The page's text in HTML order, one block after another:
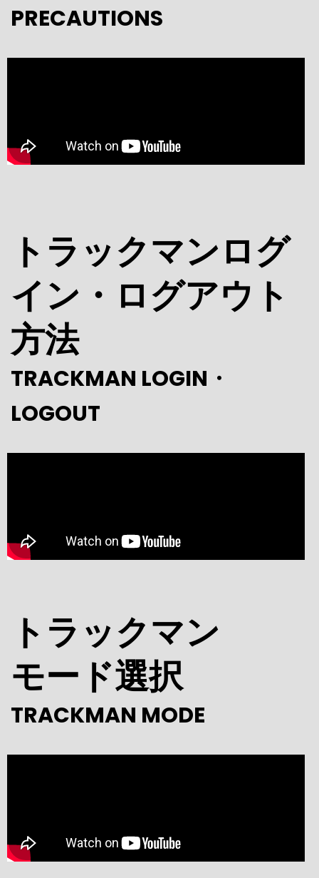
PRECAUTIONS
トラックマンログ
イン・ログアウト
方法
TRACKMAN LOGIN・
LOGOUT
トラックマン
モード選択
TRACKMAN MODE